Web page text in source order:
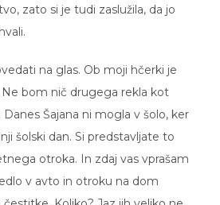
zato si je tudi zaslužila, da jo
na glas. Ob moji hčerki je
Ne bom nič drugega rekla kot
Šajana ni mogla v šolo, ker
šolski dan. Si predstavljate to
otroka. In zdaj vas vprašam
v avto in otroku na dom